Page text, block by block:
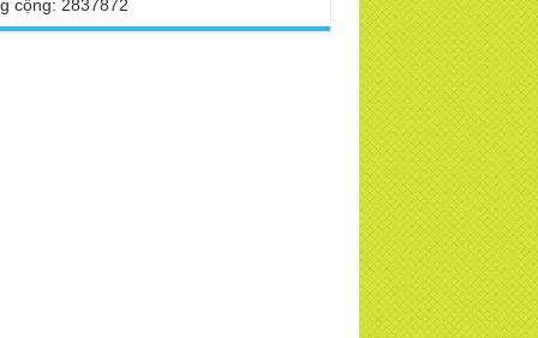
Phật Hoàng Trần Nhân Tông dạy con
cộng: 2837872